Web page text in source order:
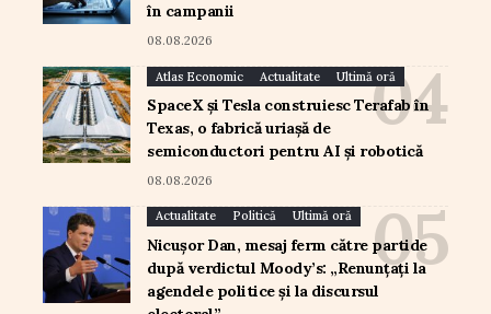
în campanii
08.08.2026
Atlas Economic Actualitate Ultimă oră
SpaceX și Tesla construiesc Terafab în
Texas, o fabrică uriașă de
semiconductori pentru AI și robotică
08.08.2026
Actualitate Politică Ultimă oră
Nicușor Dan, mesaj ferm către partide
după verdictul Moody’s: „Renunțați la
agendele politice și la discursul